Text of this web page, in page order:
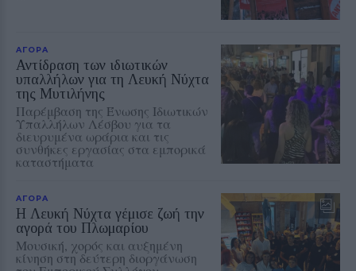
ΑΓΟΡΑ
Αντίδραση των ιδιωτικών
υπαλλήλων για τη Λευκή Νύχτα
της Μυτιλήνης
Παρέμβαση της Ένωσης Ιδιωτικών
Υπαλλήλων Λέσβου για τα
διευρυμένα ωράρια και τις
συνθήκες εργασίας στα εμπορικά
καταστήματα
ΑΓΟΡΑ
Η Λευκή Νύχτα γέμισε ζωή την
αγορά του Πλωμαρίου
Μουσική, χορός και αυξημένη
κίνηση στη δεύτερη διοργάνωση